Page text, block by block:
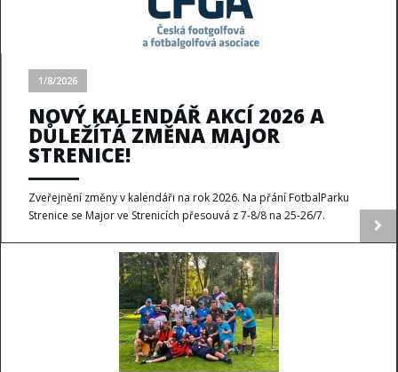
1/8/2026
NOVÝ KALENDÁŘ AKCÍ 2026 A
DŮLEŽÍTÁ ZMĚNA MAJOR
STRENICE!
Zveřejnění změny v kalendáři na rok 2026. Na přání FotbalParku
Strenice se Major ve Strenicích přesouvá z 7-8/8 na 25-26/7.